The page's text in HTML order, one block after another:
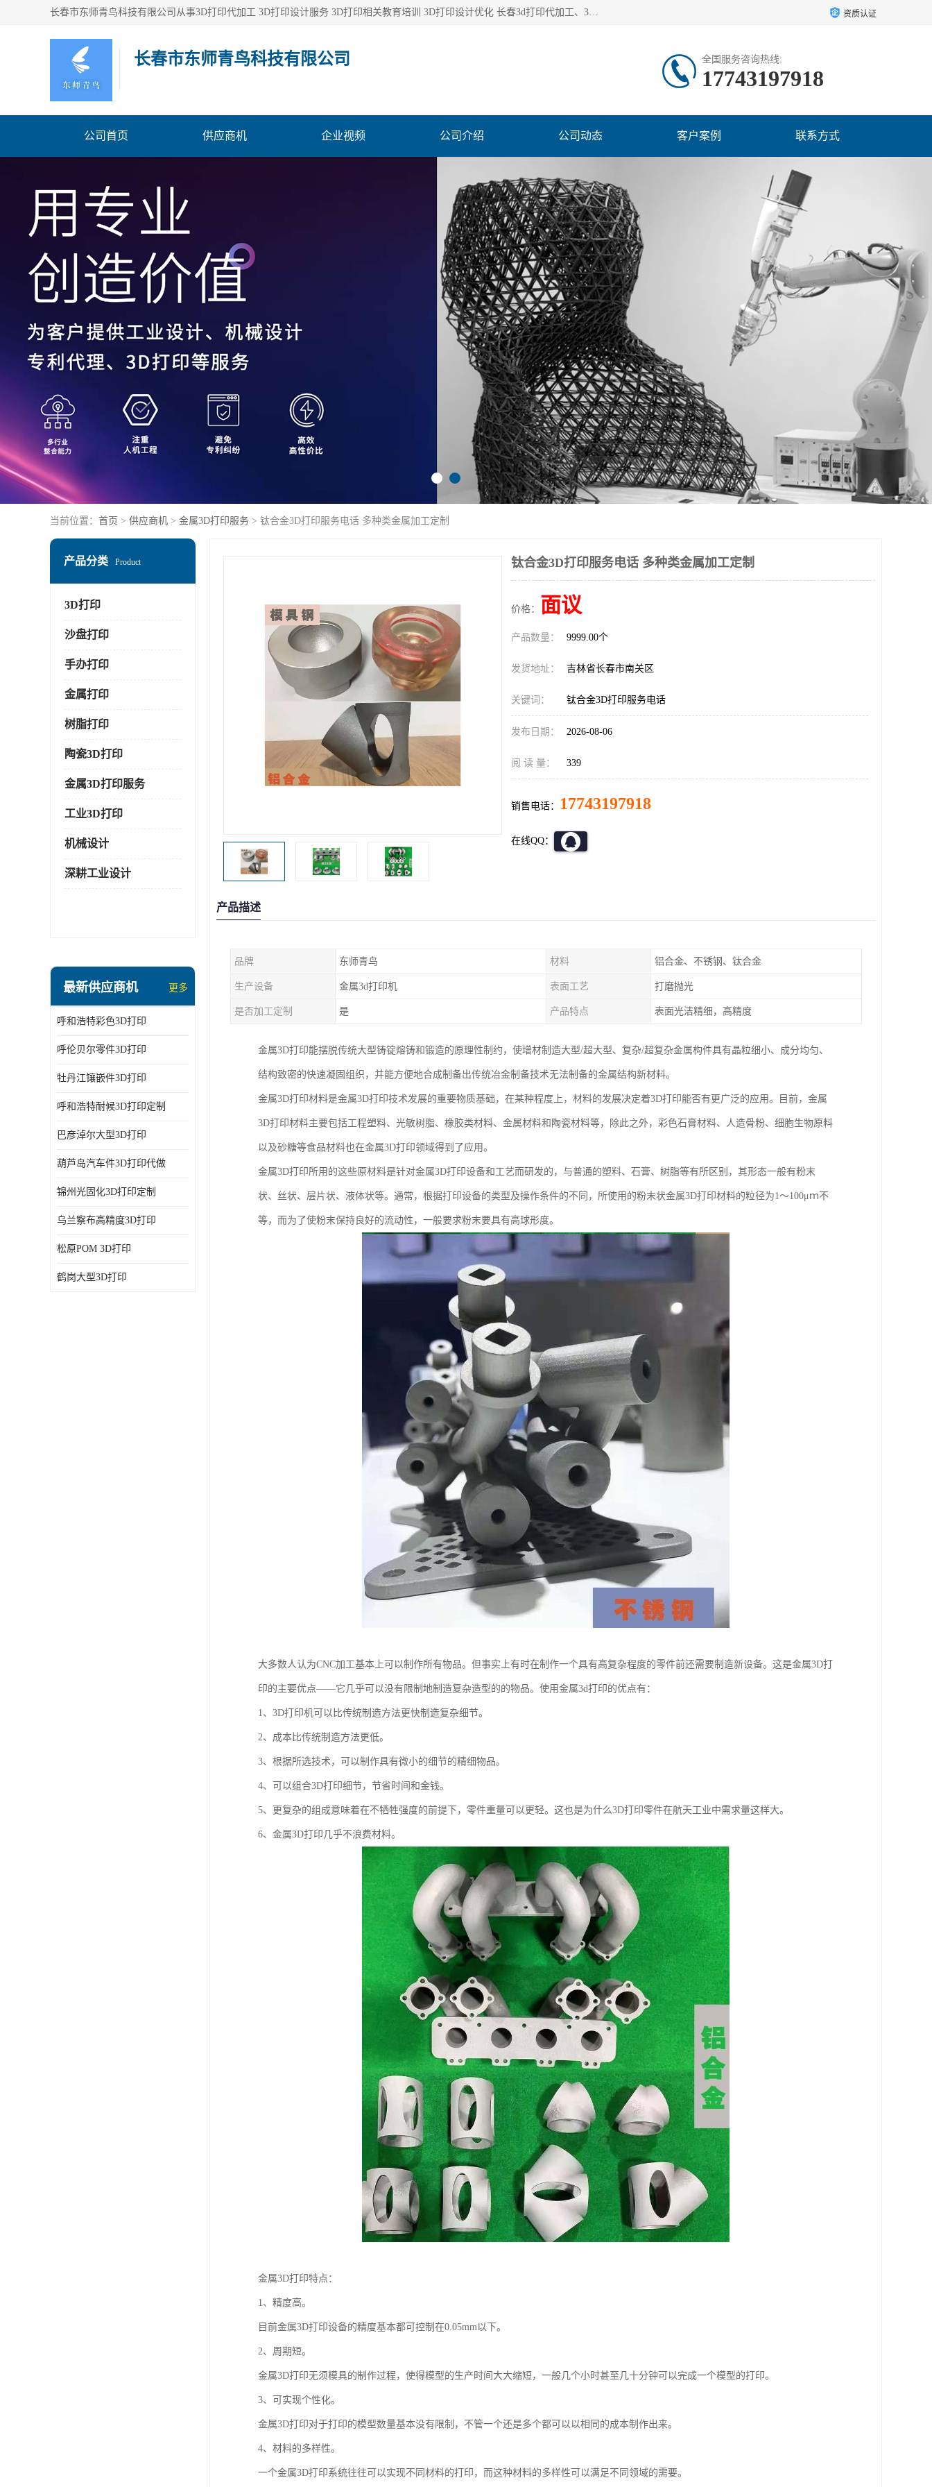
长春市东师青鸟科技有限公司从事3D打印代加工 3D打印设计服务 3D打印相关教育培训 3D打印设计优化 长春3d打印代加工、3D打印代加工及设计服务、3D打印相关教育培训、专利代理及优化、3D打印上下游技术服务，深耕工业设计、机械设计、3D打印多年年，拥有多项技术，辅助数十位客户完成自己的发明及实用新型专利。 资质认证
长春市东师青鸟科技有限公司 全国服务咨询热线:
17743197918
公司首页 供应商机 企业视频 公司介绍 公司动态 客户案例 联系方式
当前位置： 首页 > 供应商机 > 金属3D打印服务 > 钛合金3D打印服务电话 多种类金属加工定制
产品分类 Product
3D打印
沙盘打印
手办打印
金属打印
树脂打印
陶瓷3D打印
金属3D打印服务
工业3D打印
机械设计
深耕工业设计
最新供应商机 更多
呼和浩特彩色3D打印
呼伦贝尔零件3D打印
牡丹江镶嵌件3D打印
呼和浩特耐候3D打印定制
巴彦淖尔大型3D打印
葫芦岛汽车件3D打印代做
锦州光固化3D打印定制
乌兰察布高精度3D打印
松原POM 3D打印
鹤岗大型3D打印
钛合金3D打印服务电话 多种类金属加工定制
价格： 面议
产品数量： 9999.00个
发货地址： 吉林省长春市南关区
关键词： 钛合金3D打印服务电话
发布日期： 2026-08-06
阅 读 量： 339
销售电话： 17743197918
在线QQ：
产品描述
品牌 东师青鸟 材料 铝合金、不锈钢、钛合金
生产设备 金属3d打印机 表面工艺 打磨抛光
是否加工定制 是 产品特点 表面光洁精细，高精度
金属3D打印能摆脱传统大型铸锭熔铸和锻造的原理性制约，使增材制造大型/超大型、复杂/超复杂金属构件具有晶粒细小、成分均匀、
结构致密的快速凝固组织，并能方便地合成制备出传统冶金制备技术无法制备的金属结构新材料。
金属3D打印材料是金属3D打印技术发展的重要物质基础，在某种程度上，材料的发展决定着3D打印能否有更广泛的应用。目前，金属
3D打印材料主要包括工程塑料、光敏树脂、橡胶类材料、金属材料和陶瓷材料等，除此之外，彩色石膏材料、人造骨粉、细胞生物原料
以及砂糖等食品材料也在金属3D打印领域得到了应用。
金属3D打印所用的这些原材料是针对金属3D打印设备和工艺而研发的，与普通的塑料、石膏、树脂等有所区别，其形态一般有粉末
状、丝状、层片状、液体状等。通常，根据打印设备的类型及操作条件的不同，所使用的粉末状金属3D打印材料的粒径为1～100μｍ不
等，而为了使粉末保持良好的流动性，一般要求粉末要具有高球形度。
大多数人认为CNC加工基本上可以制作所有物品。但事实上有时在制作一个具有高复杂程度的零件前还需要制造新设备。这是金属3D打
印的主要优点——它几乎可以没有限制地制造复杂造型的的物品。使用金属3d打印的优点有：
1、3D打印机可以比传统制造方法更快制造复杂细节。
2、成本比传统制造方法更低。
3、根据所选技术，可以制作具有微小的细节的精细物品。
4、可以组合3D打印细节，节省时间和金钱。
5、更复杂的组成意味着在不牺牲强度的前提下，零件重量可以更轻。这也是为什么3D打印零件在航天工业中需求量这样大。
6、金属3D打印几乎不浪费材料。
金属3D打印特点：
1、精度高。
目前金属3D打印设备的精度基本都可控制在0.05mm以下。
2、周期短。
金属3D打印无须模具的制作过程，使得模型的生产时间大大缩短，一般几个小时甚至几十分钟可以完成一个模型的打印。
3、可实现个性化。
金属3D打印对于打印的模型数量基本没有限制，不管一个还是多个都可以以相同的成本制作出来。
4、材料的多样性。
一个金属3D打印系统往往可以实现不同材料的打印，而这种材料的多样性可以满足不同领域的需要。